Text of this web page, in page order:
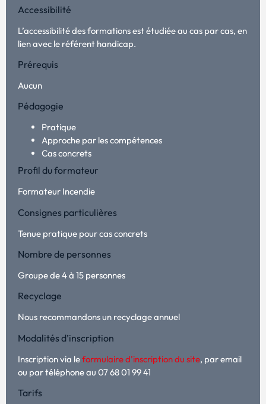
Accessibilité
L’accessibilité des formations est étudiée au cas par cas, en
lien avec le référent handicap.
Prérequis
Aucun
Pédagogie
Pratique
Approche par les compétences
Cas concrets
Profil du formateur
Formateur Incendie
Consignes particulières
Tenue pratique pour cas concrets
Nombre de personnes
Groupe de 4 à 15 personnes
Recyclage
Nous recommandons un recyclage annuel
Modalités d’inscription
Inscription via leformulaire d’inscription du site, par email
ou par téléphone au 07 68 01 99 41
Tarifs